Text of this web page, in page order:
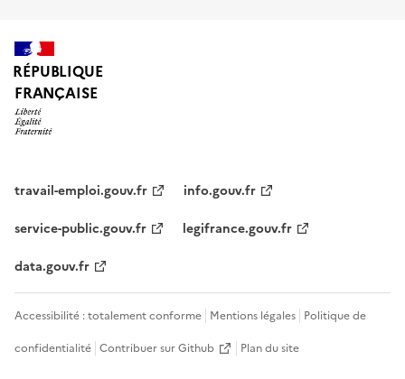
RÉPUBLIQUE
FRANÇAISE
travail-emploi.gouv.fr
info.gouv.fr
service-public.gouv.fr
legifrance.gouv.fr
data.gouv.fr
Accessibilité : totalement conforme Mentions légales Politique de
confidentialité Contribuer sur Github Plan du site